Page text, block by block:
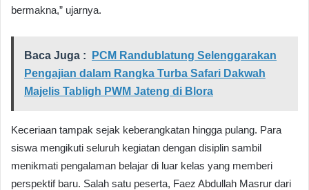
bermakna,” ujarnya.
Baca Juga :
PCM Randublatung Selenggarakan
Pengajian dalam Rangka Turba Safari Dakwah
Majelis Tabligh PWM Jateng di Blora
Keceriaan tampak sejak keberangkatan hingga pulang. Para
siswa mengikuti seluruh kegiatan dengan disiplin sambil
menikmati pengalaman belajar di luar kelas yang memberi
perspektif baru. Salah satu peserta, Faez Abdullah Masrur dari